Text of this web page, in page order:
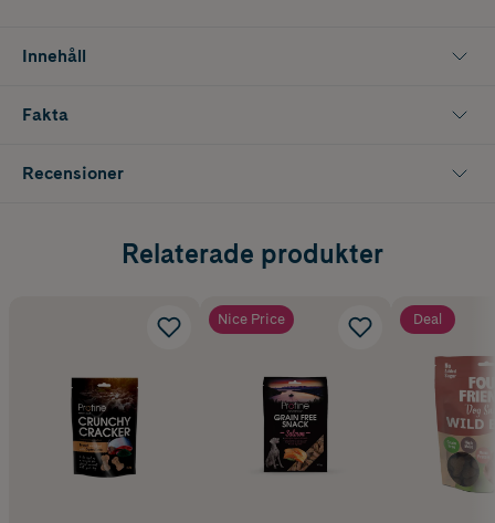
Innehåll
Fakta
Recensioner
Relaterade produkter
Nice Price Deal